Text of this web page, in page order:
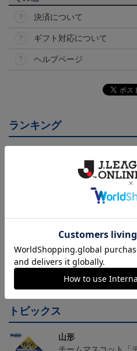
決済について
ギフト対応について
ヘルプページ
ランキング
モンテディオ山形 ピカ
チュウ タオルマフラー
26/27オーセ
ニフォーム半
18,700円～
トピックス
山形